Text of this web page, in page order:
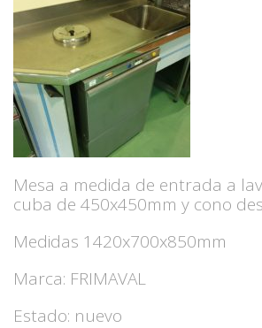
Mesa a medida de entrada a
cuba de 450x450mm y cono
Medidas 1420x700x850mm
Marca: FRIMAVAL
Estado: nuevo